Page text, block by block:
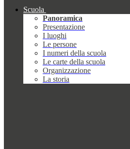
Scuola
Panoramica
Presentazione
I luoghi
Le persone
I numeri della scuola
Le carte della scuola
Organizzazione
La storia